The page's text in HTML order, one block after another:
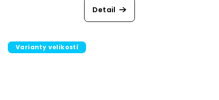
Detail
Varianty velikostí